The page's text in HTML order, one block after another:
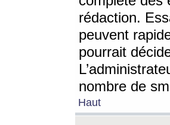
rédaction.
peuvent
pourrait
nombre de
Haut